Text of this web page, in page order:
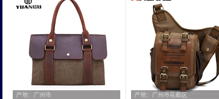
产地：广州市
产地：广州市花都区